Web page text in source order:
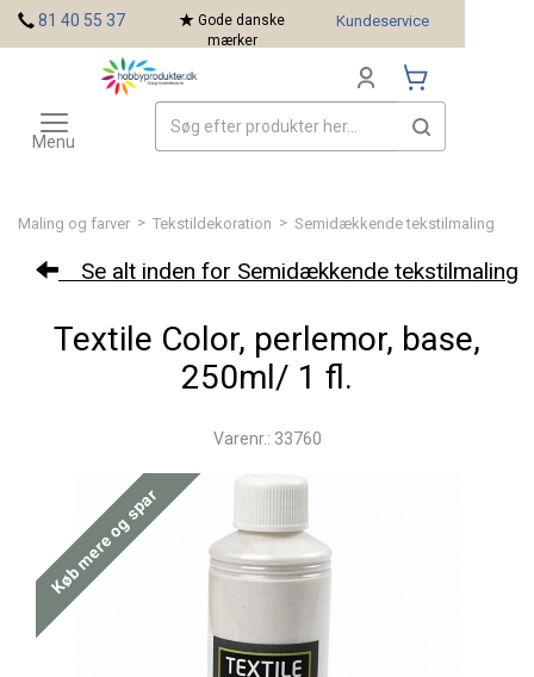
Maling og farver > Tekstildekoration > Semidækkende tekstilmaling
Se alt inden for Semidækkende tekstilmaling
Textile Color, perlemor, base,
250ml/ 1 fl.
Varenr.: 33760
Køb mere og spar
81 40 55 37
Gode danske
mærker
Kundeservice
Toggle
navigation
Menu
Mærker